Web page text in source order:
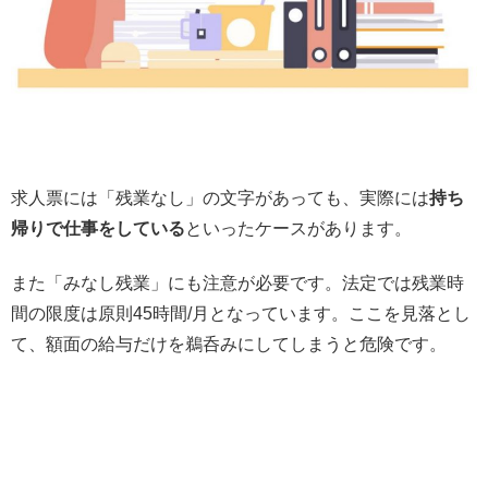
求人票には「残業なし」の文字があっても、実際には持ち
帰りで仕事をしているといったケースがあります。
また「みなし残業」にも注意が必要です。法定では残業時
間の限度は原則45時間/月となっています。ここを見落とし
て、額面の給与だけを鵜呑みにしてしまうと危険です。